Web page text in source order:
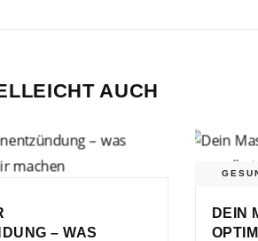
AUCH
– WAS
DEIN